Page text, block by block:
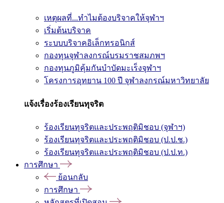
เหตุผลที่...ทำไมต้องบริจาคให้จุฬาฯ
เริ่มต้นบริจาค
ระบบบริจาคอิเล็กทรอนิกส์
กองทุนจุฬาลงกรณ์บรมราชสมภพฯ
กองทุนภูมิคุ้มกันบำบัดมะเร็งจุฬาฯ
โครงการอุทยาน 100 ปี จุฬาลงกรณ์มหาวิทยาลัย
แจ้งเรื่องร้องเรียนทุจริต
ร้องเรียนทุจริตและประพฤติมิชอบ (จุฬาฯ)
ร้องเรียนทุจริตและประพฤติมิชอบ (ป.ป.ช.)
ร้องเรียนทุจริตและประพฤติมิชอบ (ป.ป.ท.)
การศึกษา
ย้อนกลับ
การศึกษา